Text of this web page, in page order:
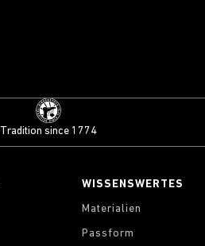
Tradition since 1774
WISSENSWERTES
Materialien
Passform